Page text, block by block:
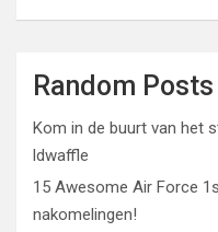
Random Posts
Kom in de buurt van het
ldwaffle
15 Awesome Air Force
nakomelingen!